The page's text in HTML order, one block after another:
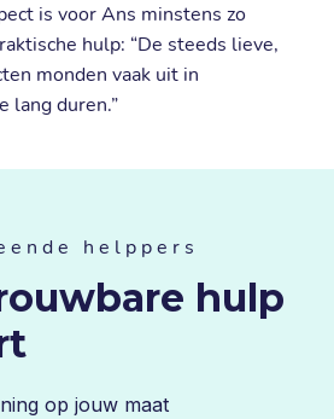
is voor Ans minstens zo
hulp: “De steeds lieve,
monden vaak uit in
lang duren.”
helppers
hulp
op jouw maat